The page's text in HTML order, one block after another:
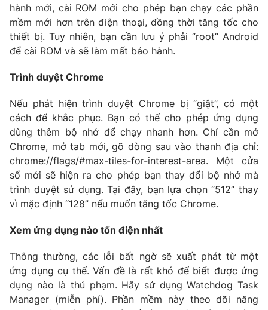
Tổng đài VTV:024.38 355 931 - 024.38 355 932
Ðiện thoại Thời báo VTV:024.66 897 897
Email: toasoan@vtv.vn
® Cấm sao chép dưới mọi hình thức nếu không có sự chấp
thông tin từ website này.
hành mới, cài ROM mới cho phép bạn chạy các phần
mềm mới hơn trên điện thoại, đồng thời tăng tốc cho
thiết bị. Tuy nhiên, bạn cần lưu ý phải “root” Android
để cài ROM và sẽ làm mất bảo hành.
Trình duyệt Chrome
Nếu phát hiện trình duyệt Chrome bị “giật”, có một
cách để khắc phục. Bạn có thể cho phép ứng dụng
dùng thêm bộ nhớ để chạy nhanh hơn. Chỉ cần mở
Chrome, mở tab mới, gõ dòng sau vào thanh địa chỉ:
chrome://flags/#max-tiles-for-interest-area. Một cửa
sổ mới sẽ hiện ra cho phép bạn thay đổi bộ nhớ mà
trình duyệt sử dụng. Tại đây, bạn lựa chọn “512” thay
vì mặc định “128” nếu muốn tăng tốc Chrome.
Xem ứng dụng nào tốn điện nhất
Thông thường, các lỗi bất ngờ sẽ xuất phát từ một
ứng dụng cụ thể. Vấn đề là rất khó để biết được ứng
dụng nào là thủ phạm. Hãy sử dụng Watchdog Task
Manager (miễn phí). Phần mềm này theo dõi năng